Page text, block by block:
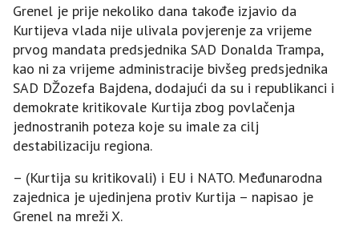
Grenel je prije nekoliko dana takođe izjavio da
Kurtijeva vlada nije ulivala povjerenje za vrijeme
prvog mandata predsjednika SAD Donalda Trampa,
kao ni za vrijeme administracije bivšeg predsjednika
SAD DŽozefa Bajdena, dodajući da su i republikanci i
demokrate kritikovale Kurtija zbog povlačenja
jednostranih poteza koje su imale za cilj
destabilizaciju regiona.
– (Kurtija su kritikovali) i EU i NATO. Međunarodna
zajednica je ujedinjena protiv Kurtija – napisao je
Grenel na mreži X.